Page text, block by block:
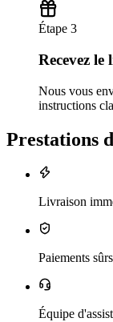
Étape 3
Recevez le
Nous vous
instructions
Prestations
Livraison
Paiements
Équipe